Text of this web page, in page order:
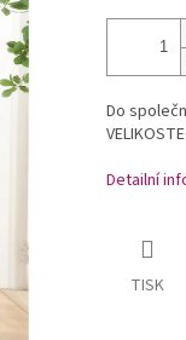
Do
Detailní
TISK